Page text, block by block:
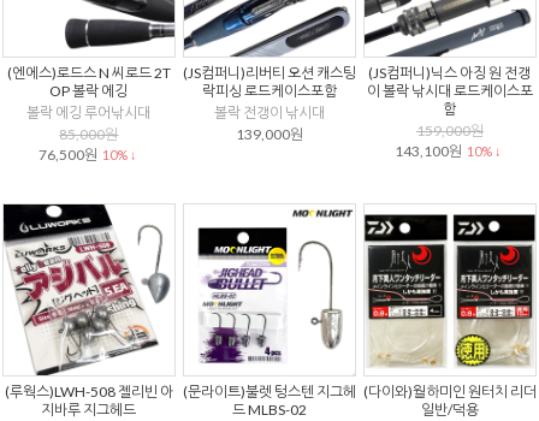
(엔에스)로드스 N 씨로드 2T
OP 볼락 에깅
볼락 에깅 루어낚시대
85,000원
76,500원 10% ↓
(JS컴퍼니)리버티 오션 캐스팅
락피싱 로드케이스포함
볼락 전갱이 낚시대
139,000원
(JS컴퍼니)닉스 아징 원 전갱
이 볼락 낚시대 로드케이스포
함
159,000원
143,100원 10% ↓
(루웍스)LWH-508 젤리빈 아
지바루 지그헤드
(문라이트)불렛 텅스텐 지그헤
드 MLBS-02
(다이와)월하미인 원터치 리더
일반/덕용